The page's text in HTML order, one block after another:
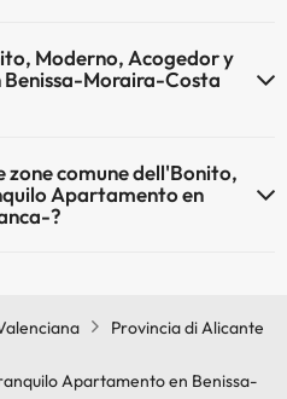
una reception aperta 24 ore su
Moderno, Acogedor y
Moraira-Costa
di riscaldamento nelle aree
zone comune dell'Bonito,
Apartamento en
?
Provincia di Alicante
Apartamento en Benissa-